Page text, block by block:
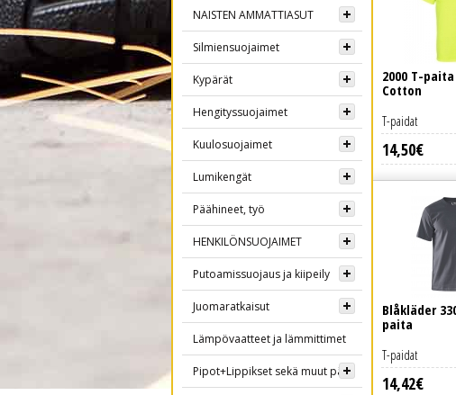
NAISTEN AMMATTIASUT
Silmiensuojaimet
Kypärät
Hengityssuojaimet
Kuulosuojaimet
Lumikengät
Päähineet, työ
HENKILÖNSUOJAIMET
Putoamissuojaus ja kiipeily
Juomaratkaisut
Lämpövaatteet ja lämmittimet
Pipot+Lippikset sekä muut päähineet
2000 T-
Cotton
14,50€
T-paidat
Lue lisää
Blåkläder
paita
14,42€
T-paidat